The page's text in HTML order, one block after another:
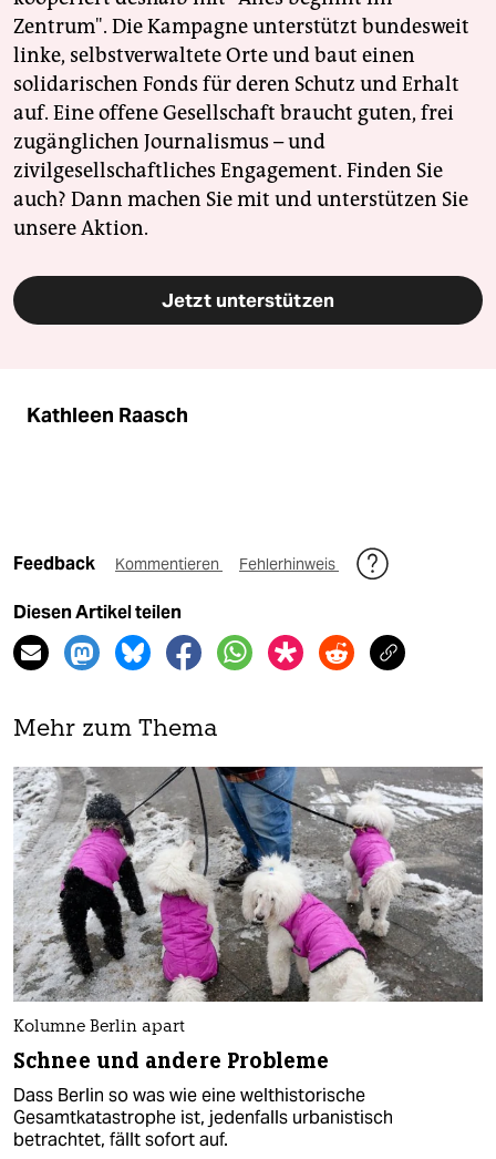
Zentrum". Die Kampagne unterstützt bundesweit
linke, selbstverwaltete Orte und baut einen
solidarischen Fonds für deren Schutz und Erhalt
auf. Eine offene Gesellschaft braucht guten, frei
zugänglichen Journalismus – und
zivilgesellschaftliches Engagement. Finden Sie
auch? Dann machen Sie mit und unterstützen Sie
unsere Aktion.
Jetzt unterstützen
Kathleen Raasch
Feedback Kommentieren Fehlerhinweis
Diesen Artikel teilen
Mehr zum Thema
Kolumne Berlin apart
Schnee und andere Probleme
Dass Berlin so was wie eine welthistorische
Gesamtkatastrophe ist, jedenfalls urbanistisch
betrachtet, fällt sofort auf.